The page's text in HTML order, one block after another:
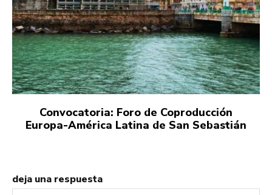
Convocatoria: Foro de Coproducción
Europa-América Latina de San Sebastián
deja una respuesta